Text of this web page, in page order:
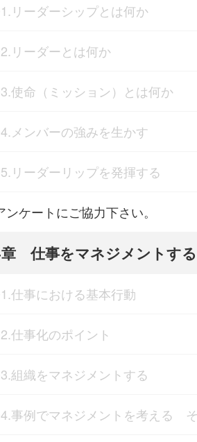
リーダーシップとは何か
リーダーとは何か
使命（ミッション）とは何か
メンバーの強みを生かす
リーダーリップを発揮する
ンケートにご協力下さい。
仕事をマネジメントする
仕事における基本行動
仕事化のポイント
組織をマネジメントする
事例でマネジメントを考える そ